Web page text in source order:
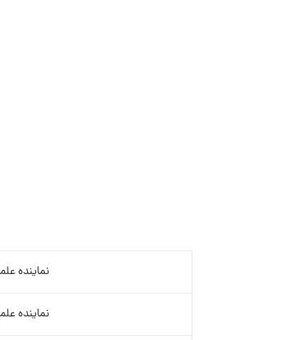
نماینده
نماینده